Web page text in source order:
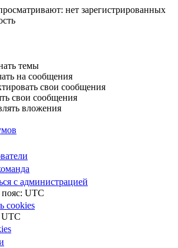
нет зарегистрированных
темы
на сообщения
свои сообщения
свои сообщения
вложения
с администрацией
UTC
cookies
UTC